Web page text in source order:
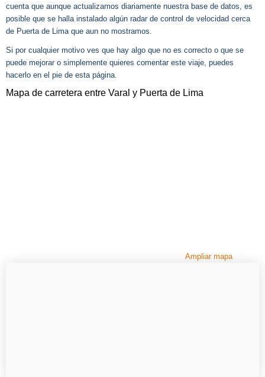
cuenta que aunque actualizamos diariamente nuestra base de datos, es
posible que se halla instalado algún radar de control de velocidad cerca
de Puerta de Lima que aun no mostramos.
Si por cualquier motivo ves que hay algo que no es correcto o que se
puede mejorar o simplemente quieres comentar este viaje, puedes
hacerlo en el pie de esta página.
Mapa de carretera entre Varal y Puerta de Lima
Ampliar mapa